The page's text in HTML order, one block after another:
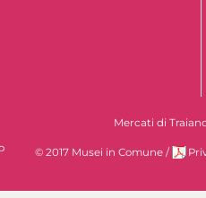
Mercati di
© 2017 Musei in Comune /